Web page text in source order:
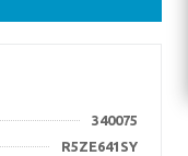
340075
R5ZE641SY